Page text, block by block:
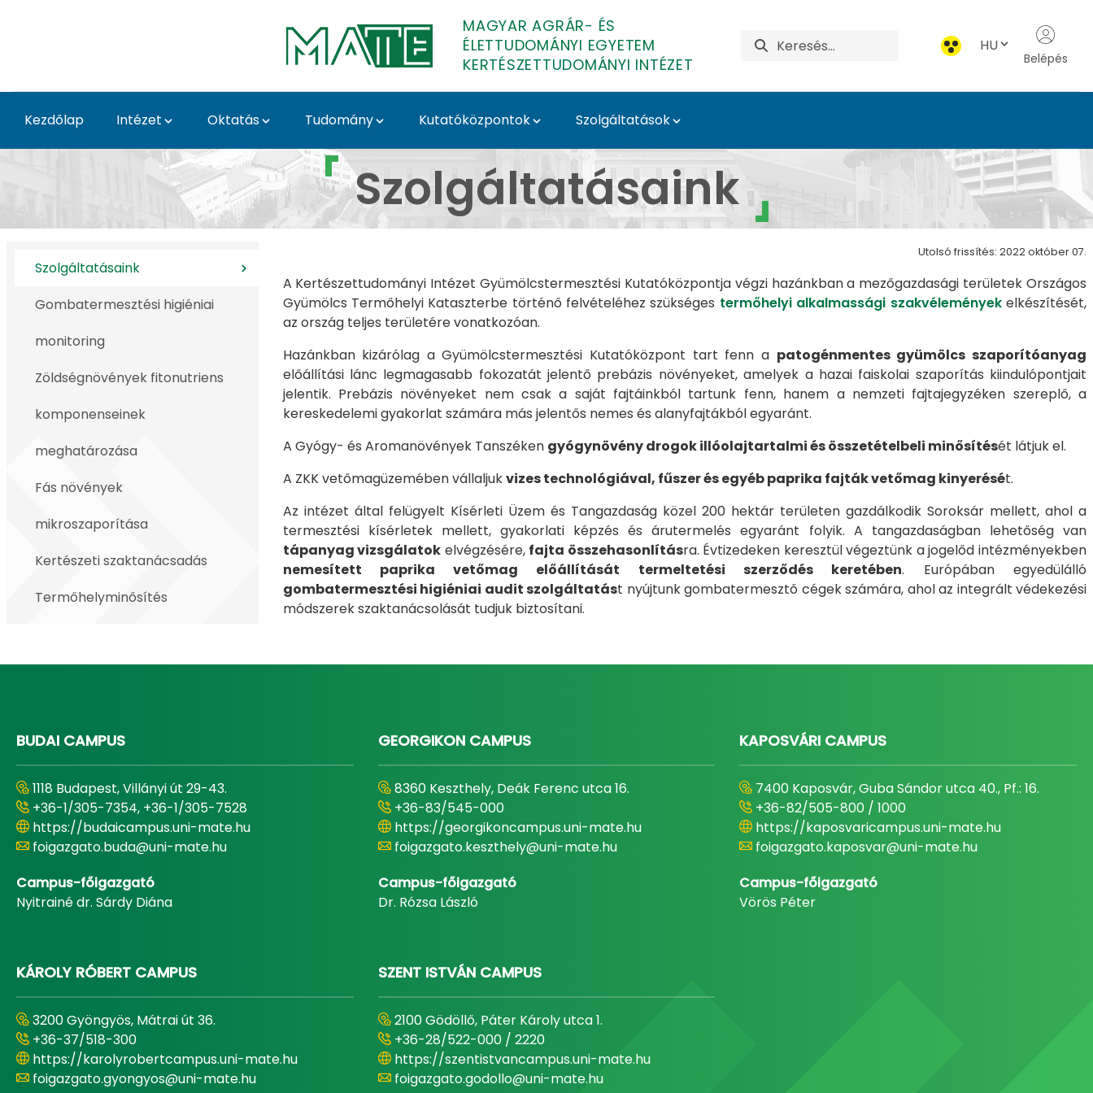
MAGYAR AGRÁR- ÉS
ÉLETTUDOMÁNYI EGYETEM
KERTÉSZETTUDOMÁNYI INTÉZET
HU
Belépés
Kezdőlap Intézet Oktatás Tudomány Kutatóközpontok Szolgáltatások
Szolgáltatásaink - Kertészettudományi Intézet
Szolgáltatásaink
Szolgáltatásaink
Gombatermesztési higiéniai
monitoring
Zöldségnövények fitonutriens
komponenseinek
meghatározása
Fás növények
mikroszaporítása
Kertészeti szaktanácsadás
Termőhelyminősítés
Utolsó frissítés: 2022 október 07.
A Kertészettudományi Intézet Gyümölcstermesztési Kutatóközpontja végzi hazánkban a mezőgazdasági területek Országos
Gyümölcs Termőhelyi Kataszterbe történő felvételéhez szükséges termőhelyi alkalmassági szakvéleményekelkészítését,
az ország teljes területére vonatkozóan.
Hazánkban kizárólag a Gyümölcstermesztési Kutatóközpont tart fenn a patogénmentes gyümölcs szaporítóanyag
előállítási lánc legmagasabb fokozatát jelentő prebázis növényeket, amelyek a hazai faiskolai szaporítás kiindulópontjait
jelentik. Prebázis növényeket nem csak a saját fajtáinkból tartunk fenn, hanem a nemzeti fajtajegyzéken szereplő, a
kereskedelemi gyakorlat számára más jelentős nemes és alanyfajtákból egyaránt.
A Gyógy- és Aromanövények Tanszéken gyógynövény drogok illóolajtartalmi és összetételbeli minősítését látjuk el.
A ZKK vetőmagüzemében vállaljukvizes technológiával, fűszer és egyéb paprika fajták vetőmag kinyerését.
Az intézet által felügyelt Kísérleti Üzem és Tangazdaság közel 200 hektár területen gazdálkodik Soroksár mellett, ahol a
termesztési kísérletek mellett, gyakorlati képzés és árutermelés egyaránt folyik. A tangazdaságban lehetőség van
tápanyag vizsgálatok elvégzésére, fajta összehasonlításra. Évtizedeken keresztül végeztünk a jogelőd intézményekben
nemesített paprika vetőmag előállítását termeltetési szerződés keretében. Európában egyedülálló
gombatermesztési higiéniai audit szolgáltatást nyújtunk gombatermesztő cégek számára, ahol az integrált védekezési
módszerek szaktanácsolását tudjuk biztosítani.
BUDAI CAMPUS
1118 Budapest, Villányi út 29-43.
+36-1/305-7354, +36-1/305-7528
https://budaicampus.uni-mate.hu
foigazgato.buda@uni-mate.hu
Campus-főigazgató
Nyitrainé dr. Sárdy Diána
GEORGIKON CAMPUS
8360 Keszthely, Deák Ferenc utca 16.
+36-83/545-000
https://georgikoncampus.uni-mate.hu
foigazgato.keszthely@uni-mate.hu
Campus-főigazgató
Dr. Rózsa László
KAPOSVÁRI CAMPUS
7400 Kaposvár, Guba Sándor utca 40., Pf.: 16.
+36-82/505-800 / 1000
https://kaposvaricampus.uni-mate.hu
foigazgato.kaposvar@uni-mate.hu
Campus-főigazgató
Vörös Péter
KÁROLY RÓBERT CAMPUS
3200 Gyöngyös, Mátrai út 36.
+36-37/518-300
https://karolyrobertcampus.uni-mate.hu
foigazgato.gyongyos@uni-mate.hu
SZENT ISTVÁN CAMPUS
2100 Gödöllő, Páter Károly utca 1.
+36-28/522-000 / 2220
https://szentistvancampus.uni-mate.hu
foigazgato.godollo@uni-mate.hu